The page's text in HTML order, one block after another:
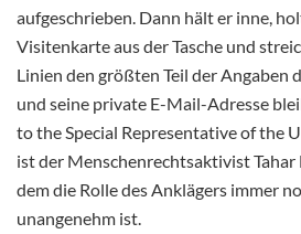
aufgeschrieben. Dann hält er inne,
Visitenkarte aus der Tasche und
Linien den größten Teil der Angaben
und seine private E-Mail-Adresse
to the Special Representative of the
ist der Menschenrechtsaktivist Tahar
dem die Rolle des Anklägers immer
unangenehm ist.